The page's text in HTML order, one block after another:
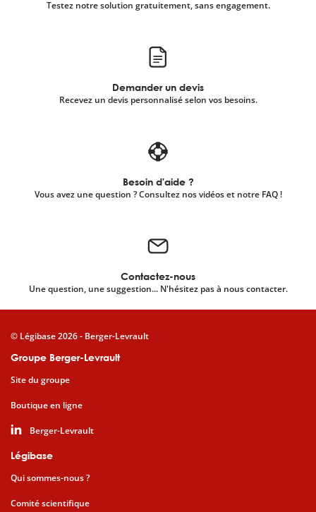
Testez notre solution gratuitement, sans engagement.
Demander un devis
Recevez un devis personnalisé selon vos besoins.
Besoin d'aide ?
Vous avez une question ? Consultez nos vidéos et notre FAQ !
Contactez-nous
Une question, une suggestion... N'hésitez pas à nous contacter.
Groupe Berger-Levrault
Site du groupe
Boutique en ligne
Berger-Levrault
Légibase
Qui sommes-nous ?
Comité scientifique
© Légibase 2026 - Berger-Levrault